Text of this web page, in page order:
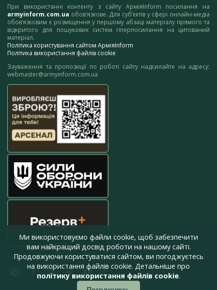
При використанні контенту з сайту АрміяInform посилання на
armyinform.com.ua обов’язкове. Для суб’єктів у сфері онлайн-медіа
обов’язковим є розміщення у першому абзаці матеріалу прямого та
відкритого для пошукових систем гіперпосилання на цитований
матеріал.
Політика користування сайтом АрміяInform
Політика використання файлів cookie
Зауваження та пропозиції по роботі сайту надсилайте на адресу:
webmaster@armyinform.com.ua
press@armyinform.com.ua
Ми використовуємо файли cookie, щоб забезпечити
вам найкращий досвід роботи на нашому сайті.
Продовжуючи користуватися сайтом, ви погоджуєтесь
на використання файлів cookie. Детальніше про
політику використання файлів cookie.